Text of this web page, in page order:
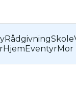
RådgivningSkole
HjemEventyrMor